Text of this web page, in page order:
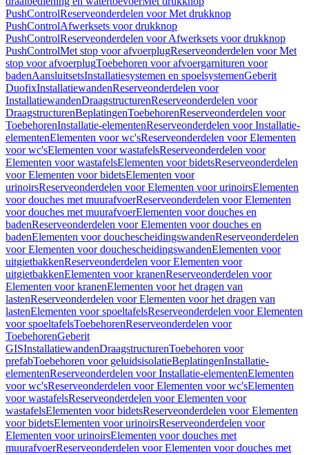
PushControlReserveonderdelen voor Met drukknop
PushControlAfwerksets voor drukknop
PushControlReserveonderdelen voor Afwerksets voor drukknop
PushControlMet stop voor afvoerplugReserveonderdelen voor Met
stop voor afvoerplugToebehoren voor afvoergarnituren voor
badenAansluitsetsInstallatiesystemen en spoelsystemenGeberit
DuofixInstallatiewandenReserveonderdelen voor
InstallatiewandenDraagstructurenReserveonderdelen voor
DraagstructurenBeplatingenToebehorenReserveonderdelen voor
ToebehorenInstallatie-elementenReserveonderdelen voor Installatie-
elementenElementen voor wc'sReserveonderdelen voor Elementen
voor wc'sElementen voor wastafelsReserveonderdelen voor
Elementen voor wastafelsElementen voor bidetsReserveonderdelen
voor Elementen voor bidetsElementen voor
urinoirsReserveonderdelen voor Elementen voor urinoirsElementen
voor douches met muurafvoerReserveonderdelen voor Elementen
voor douches met muurafvoerElementen voor douches en
badenReserveonderdelen voor Elementen voor douches en
badenElementen voor douchescheidingswandenReserveonderdelen
voor Elementen voor douchescheidingswandenElementen voor
uitgietbakkenReserveonderdelen voor Elementen voor
uitgietbakkenElementen voor kranenReserveonderdelen voor
Elementen voor kranenElementen voor het dragen van
lastenReserveonderdelen voor Elementen voor het dragen van
lastenElementen voor spoeltafelsReserveonderdelen voor Elementen
voor spoeltafelsToebehorenReserveonderdelen voor
ToebehorenGeberit
GISInstallatiewandenDraagstructurenToebehoren voor
prefabToebehoren voor geluidsisolatieBeplatingenInstallatie-
elementenReserveonderdelen voor Installatie-elementenElementen
voor wc'sReserveonderdelen voor Elementen voor wc'sElementen
voor wastafelsReserveonderdelen voor Elementen voor
wastafelsElementen voor bidetsReserveonderdelen voor Elementen
voor bidetsElementen voor urinoirsReserveonderdelen voor
Elementen voor urinoirsElementen voor douches met
muurafvoerReserveonderdelen voor Elementen voor douches met